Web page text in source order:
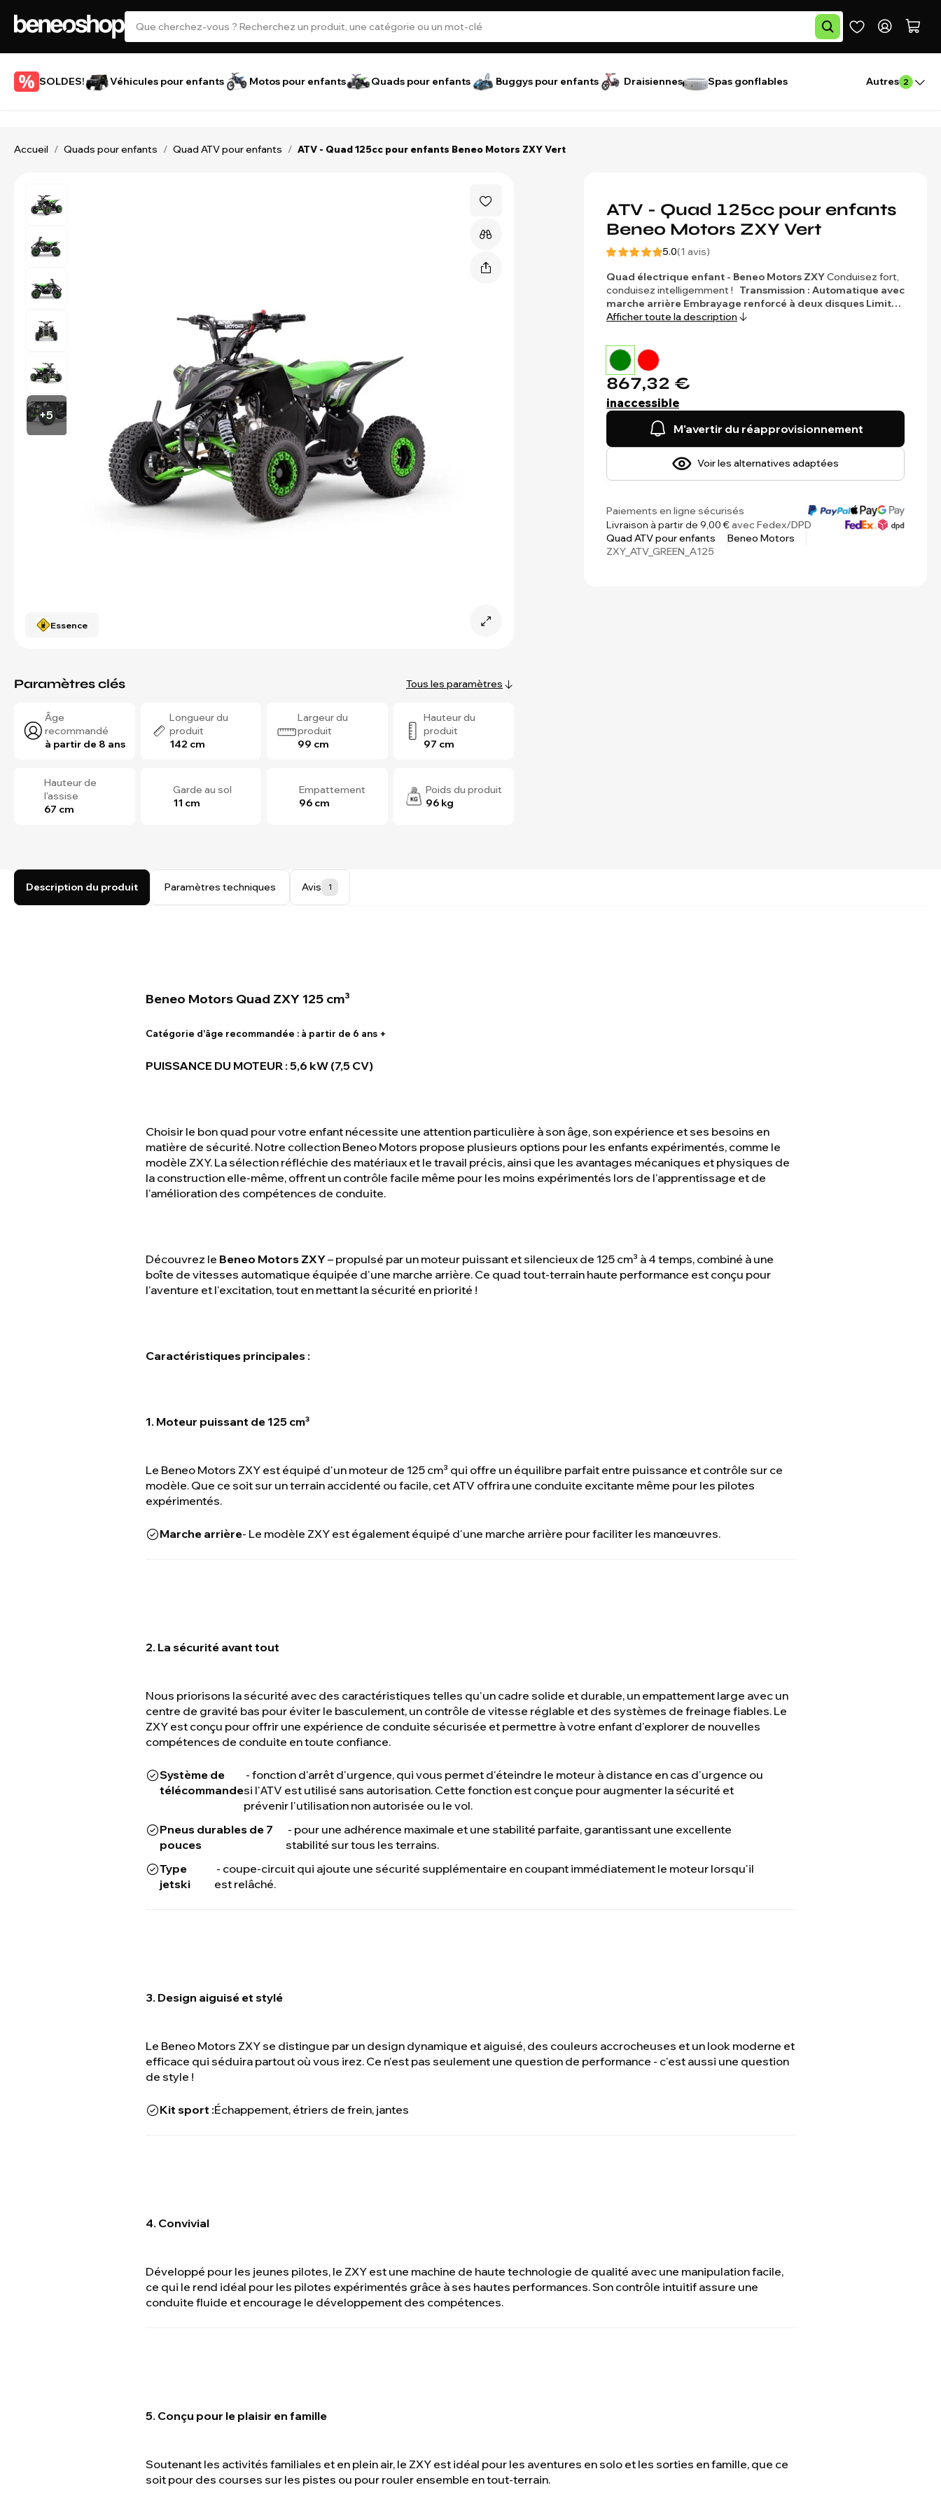
SOLDES! Véhicules pour enfants Motos pour enfants Quads pour enfants Buggys pour enfants Draisiennes Spas gonflables Autres 2
Accueil / Quads pour enfants / Quad ATV pour enfants / ATV - Quad 125cc pour enfants Beneo Motors ZXY Vert
Essence
+5
Paramètres clés Tous les paramètres
Âge
recommandé
à partir de 8 ans
Longueur du
produit
142 cm
Largeur du
produit
99 cm
Hauteur du
produit
97 cm
Hauteur de
l'assise
67 cm
Garde au sol
11 cm
Empattement
96 cm
Poids du produit
96 kg
ATV - Quad 125cc pour enfants
Beneo Motors ZXY Vert
5.0(1 avis)
Quad électrique enfant - Beneo Motors ZXYConduisez fort,
conduisez intelligemment ! Transmission : Automatique avec
marche arrière Embrayage renforcé à deux disques Limit…
Afficher toute la description
867,32 €
inaccessible
M'avertir du réapprovisionnement
Voir les alternatives adaptées
Paiements en ligne sécurisés
Livraison à partir de 9,00 €avec Fedex/DPD
Quad ATV pour enfants
Beneo Motors
ZXY_ATV_GREEN_A125
Description du produit Paramètres techniques Avis 1
Beneo Motors Quad ZXY 125 cm³
Catégorie d'âge recommandée : à partir de 6 ans +
PUISSANCE DU MOTEUR : 5,6 kW (7,5 CV)
Choisir le bon quad pour votre enfant nécessite une attention particulière à son âge, son expérience et ses besoins en
matière de sécurité. Notre collection Beneo Motors propose plusieurs options pour les enfants expérimentés, comme le
modèle ZXY. La sélection réfléchie des matériaux et le travail précis, ainsi que les avantages mécaniques et physiques de
la construction elle-même, offrent un contrôle facile même pour les moins expérimentés lors de l'apprentissage et de
l'amélioration des compétences de conduite.
Découvrez le Beneo Motors ZXY– propulsé par un moteur puissant et silencieux de 125 cm³ à 4 temps, combiné à une
boîte de vitesses automatique équipée d'une marche arrière. Ce quad tout-terrain haute performance est conçu pour
l'aventure et l'excitation, tout en mettant la sécurité en priorité !
Caractéristiques principales :
1. Moteur puissant de 125 cm³
Le Beneo Motors ZXY est équipé d'un moteur de 125 cm³ qui offre un équilibre parfait entre puissance et contrôle sur ce
modèle. Que ce soit sur un terrain accidenté ou facile, cet ATV offrira une conduite excitante même pour les pilotes
expérimentés.
Marche arrière- Le modèle ZXY est également équipé d'une marche arrière pour faciliter les manœuvres.
2. La sécurité avant tout
Nous priorisons la sécurité avec des caractéristiques telles qu'un cadre solide et durable, un empattement large avec un
centre de gravité bas pour éviter le basculement, un contrôle de vitesse réglable et des systèmes de freinage fiables. Le
ZXY est conçu pour offrir une expérience de conduite sécurisée et permettre à votre enfant d'explorer de nouvelles
compétences de conduite en toute confiance.
Système de
télécommande
- fonction d'arrêt d'urgence, qui vous permet d'éteindre le moteur à distance en cas d'urgence ou
si l'ATV est utilisé sans autorisation. Cette fonction est conçue pour augmenter la sécurité et
prévenir l'utilisation non autorisée ou le vol.
Pneus durables de 7
pouces
- pour une adhérence maximale et une stabilité parfaite, garantissant une excellente
stabilité sur tous les terrains.
Type
jetski
- coupe-circuit qui ajoute une sécurité supplémentaire en coupant immédiatement le moteur lorsqu'il
est relâché.
3. Design aiguisé et stylé
Le Beneo Motors ZXY se distingue par un design dynamique et aiguisé, des couleurs accrocheuses et un look moderne et
efficace qui séduira partout où vous irez. Ce n'est pas seulement une question de performance - c'est aussi une question
de style !
Kit sport :Échappement, étriers de frein, jantes
4. Convivial
Développé pour les jeunes pilotes, le ZXY est une machine de haute technologie de qualité avec une manipulation facile,
ce qui le rend idéal pour les pilotes expérimentés grâce à ses hautes performances. Son contrôle intuitif assure une
conduite fluide et encourage le développement des compétences.
5. Conçu pour le plaisir en famille
Soutenant les activités familiales et en plein air, le ZXY est idéal pour les aventures en solo et les sorties en famille, que ce
soit pour des courses sur les pistes ou pour rouler ensemble en tout-terrain.